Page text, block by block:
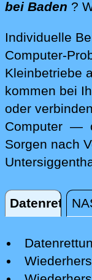
bei Baden ?
Individuelle
Computer-
Kleinbetriebe
kommen bei
oder
Computer —
Sorgen nach
Datenrettung
Wir